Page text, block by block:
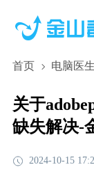
首页 电脑医生
关于
缺失解决-
2024-10-15